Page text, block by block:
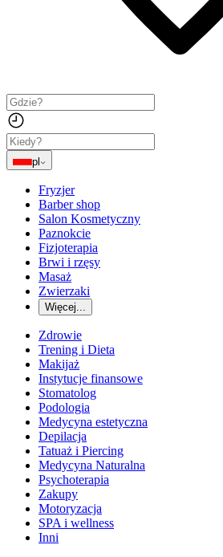
pl
Fryzjer
Barber shop
Salon Kosmetyczny
Paznokcie
Fizjoterapia
Brwi i rzęsy
Masaż
Zwierzaki
Więcej...
Zdrowie
Trening i Dieta
Makijaż
Instytucje finansowe
Stomatolog
Podologia
Medycyna estetyczna
Depilacja
Tatuaż i Piercing
Medycyna Naturalna
Psychoterapia
Zakupy
Motoryzacja
SPA i wellness
Inni